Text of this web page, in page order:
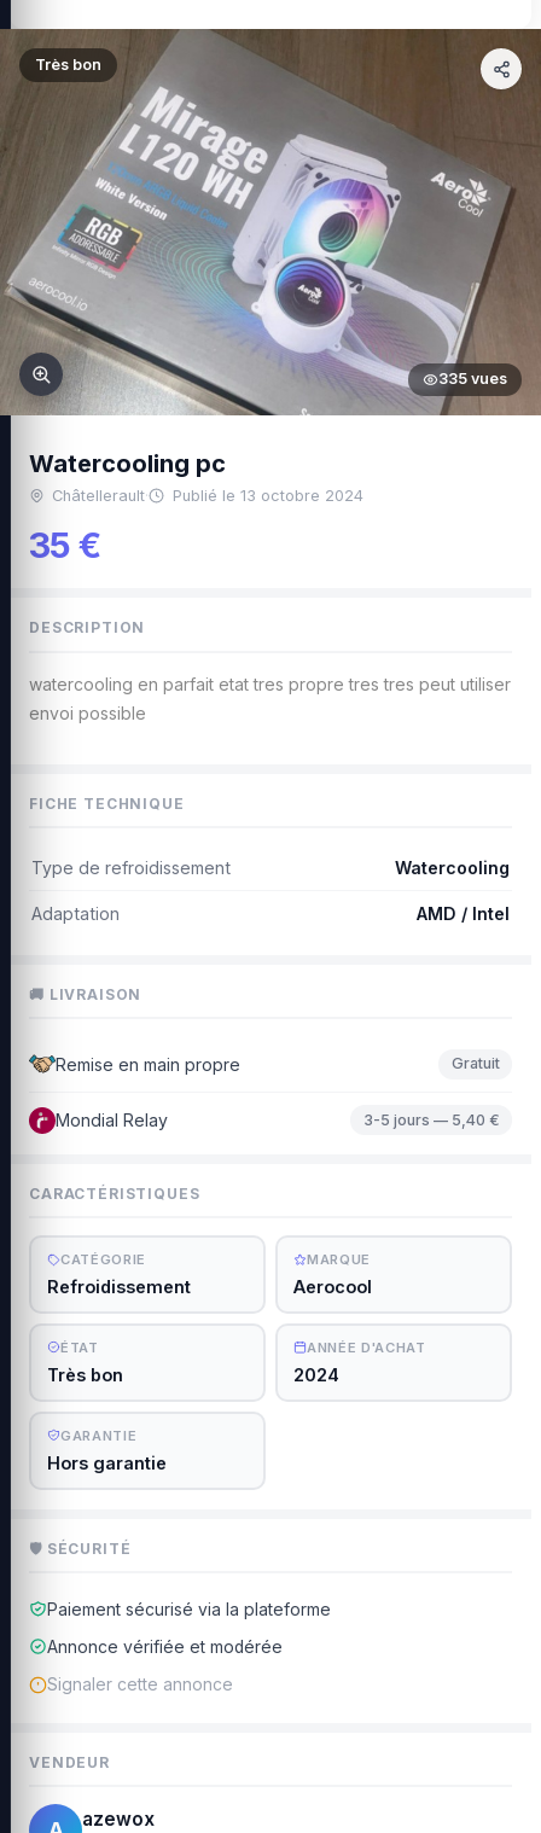
Connexion
Très bon
335 vues
DESCRIPTION
watercooling en parfait etat tres propre tres tres peut utiliser
envoi possible
CARACTÉRISTIQUES
CATÉGORIE
Refroidissement
MARQUE
Aerocool
ÉTAT
Très bon
ANNÉE D'ACHAT
2024
GARANTIE
Hors garantie
🛡 SÉCURITÉ
Paiement sécurisé via la plateforme
Annonce vérifiée et modérée
Signaler cette annonce
Watercooling pc
Châtellerault· Publié le 13 octobre 2024
35 €
VENDEUR
azewox
FICHE TECHNIQUE
Type de refroidissement Watercooling
Adaptation AMD / Intel
🚚 LIVRAISON
Remise en main propre Gratuit
Mondial Relay 3-5 jours — 5,40 €